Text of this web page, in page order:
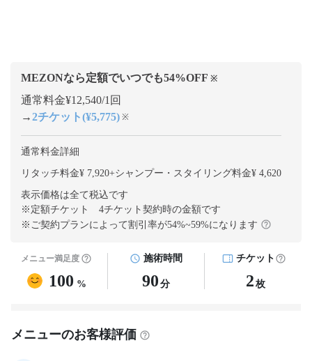
MEZONなら定額でいつでも54%OFF ※
通常料金¥12,540/1回
→2チケット(¥5,775) ※
通常料金詳細
リタッチ料金¥ 7,920+シャンプー・スタイリング料金¥ 4,620
表示価格は全て税込です
※定額チケット 4チケット契約時の金額です
※ご契約プランによって割引率が54%~59%になります
メニュー満足度
100 %
施術時間
90 分
チケット
2 枚
メニューのお客様評価